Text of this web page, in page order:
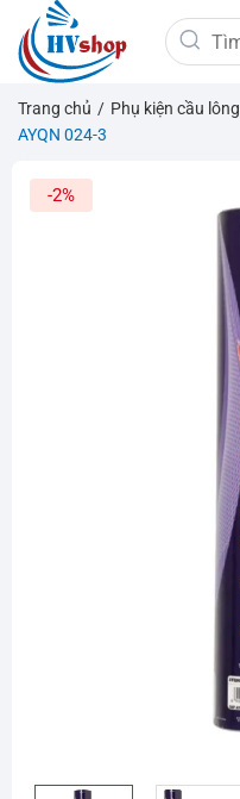
qua
nội
dung
Tìm
kiếm:
Trang chủ / Phụ kiện cầu lông
AYQN 024-3
-2%